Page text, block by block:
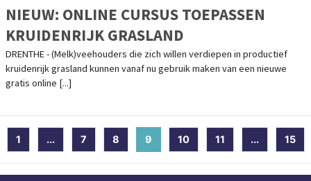
NIEUW: ONLINE CURSUS TOEPASSEN
KRUIDENRIJK GRASLAND
DRENTHE - (Melk)veehouders die zich willen verdiepen in productief
kruidenrijk grasland kunnen vanaf nu gebruik maken van een nieuwe
gratis online [...]
1 ... 7 8 9 (current)
10 11 ... 15